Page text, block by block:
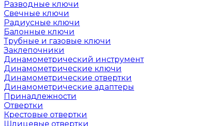
Разводные ключи
Свечные ключи
Радиусные ключи
Балонные ключи
Трубные и газовые ключи
Заклепочники
Динамометрический инструмент
Динамометрические ключи
Динамометрические отвертки
Динамометрические адаптеры
Принадлежности
Отвертки
Крестовые отвертки
Шлицевые отвертки